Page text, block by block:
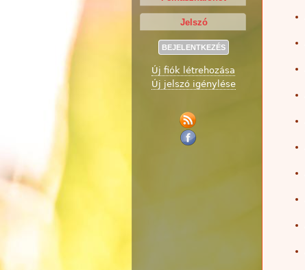
Új fiók létrehozása
Új jelszó igénylése